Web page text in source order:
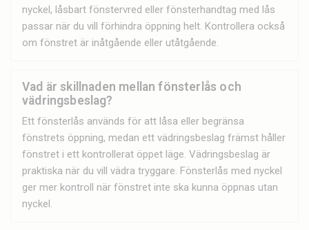
nyckel, låsbart fönstervred eller fönsterhandtag med lås
passar när du vill förhindra öppning helt. Kontrollera också
om fönstret är inåtgående eller utåtgående.
Vad är skillnaden mellan fönsterlås och
vädringsbeslag?
Ett fönsterlås används för att låsa eller begränsa
fönstrets öppning, medan ett vädringsbeslag främst håller
fönstret i ett kontrollerat öppet läge. Vädringsbeslag är
praktiska när du vill vädra tryggare. Fönsterlås med nyckel
ger mer kontroll när fönstret inte ska kunna öppnas utan
nyckel.